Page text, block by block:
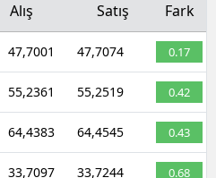
Nevşehir
Niğde
Ordu
Rize
Sakarya
Alış Satış Fark
47,7001 47,7074 0.17
55,2361 55,2519 0.42
64,4383 64,4545 0.43
33,7097 33,7244 0.68